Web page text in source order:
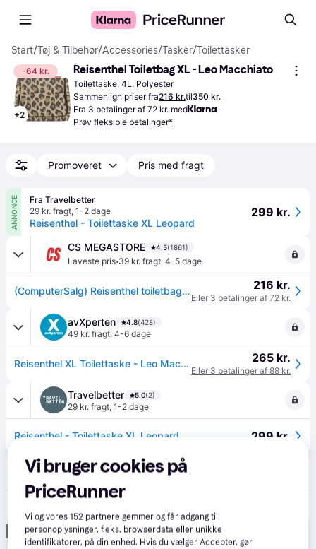
Start/Tøj & Tilbehør/Accessories/Tasker/Toilettasker
-64 kr.
+2
Reisenthel Toiletbag XL - Leo Macchiato
Toilettaske, 4L, Polyester
Sammenlign priser fra216 kr.til350 kr.
Fra 3 betalinger af 72 kr. med
Prøv fleksible betalinger*
Promoveret Pris med fragt
ANNONCE
Fra Travelbetter
29 kr. fragt, 1-2 dage
Reisenthel - Toilettaske XL Leopard
299 kr.
CS MEGASTORE 4.5(1861)
Laveste pris·39 kr. fragt, 4-5 dage
(ComputerSalg) Reisenthel toiletbag XL, Toilettaske, Polyester, Flerfarvet, Mønster, Lynlås, 3 lommer 216 kr.
Eller 3 betalinger af 72 kr.
avXperten 4.8(428)
49 kr. fragt, 4-6 dage
Reisenthel XL Toilettaske - Leo Macchiato 265 kr.
Eller 3 betalinger af 88 kr.
Travelbetter 5.0(2)
29 kr. fragt, 1-2 dage
Reisenthel - Toilettaske XL Leopard 299 kr.
NEYE 5.0(13)
19 kr. fragt
Annonce
Vi bruger cookies på
PriceRunner
Vi og vores152 partnere gemmer og får adgang til
personoplysninger, f.eks. browserdata eller unikke
identifikatorer, på din enhed. Hvis du vælger Accepter, gør